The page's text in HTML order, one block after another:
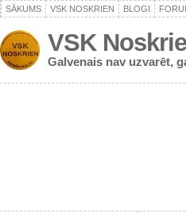
SĀKUMS VSK NOSKRIEN BLOGI
VSK
Galvenais nav uzvarēt,